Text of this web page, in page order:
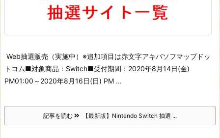
Web抽選販売（実施中） ※追加項目は赤文字アキバソフマップドッ
トコム■対象商品：Switch■受付期間：2020年8月14日(金)
PM01:00～2020年8月16日(日) PM ...
記事を読む 【最新版】Nintendo Switch 抽選 ...